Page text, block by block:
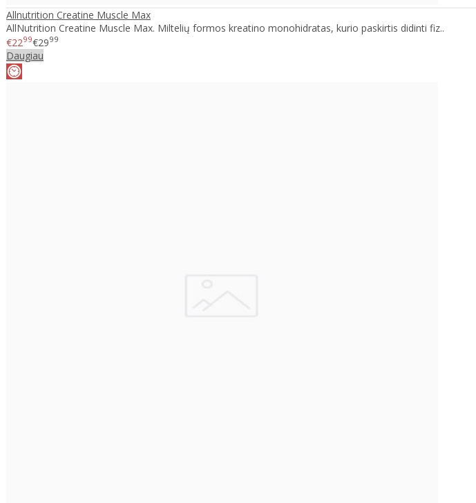
Allnutrition Creatine Muscle Max
AllNutrition Creatine Muscle Max. Miltelių formos kreatino monohidratas, kurio paskirtis didinti fiz..
€2299€2999
Daugiau